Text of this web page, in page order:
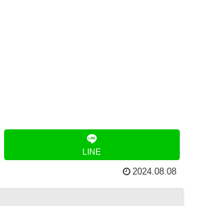
LINE
2024.08.08